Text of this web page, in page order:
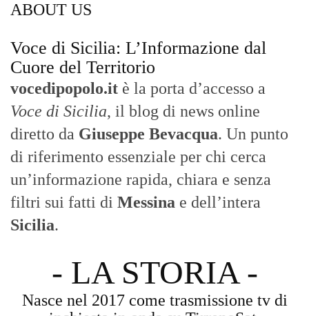
ABOUT US
Voce di Sicilia: L’Informazione dal
Cuore del Territorio
vocedipopolo.it è la porta d’accesso a
Voce di Sicilia, il blog di news online
diretto da Giuseppe Bevacqua. Un punto
di riferimento essenziale per chi cerca
un’informazione rapida, chiara e senza
filtri sui fatti di Messina e dell’intera
Sicilia.
- LA STORIA -
Nasce nel 2017 come trasmissione tv di